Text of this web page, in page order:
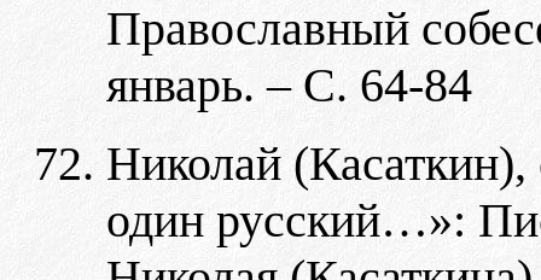
Православный
январь. – С. 64-84
Николай
один русский…»: